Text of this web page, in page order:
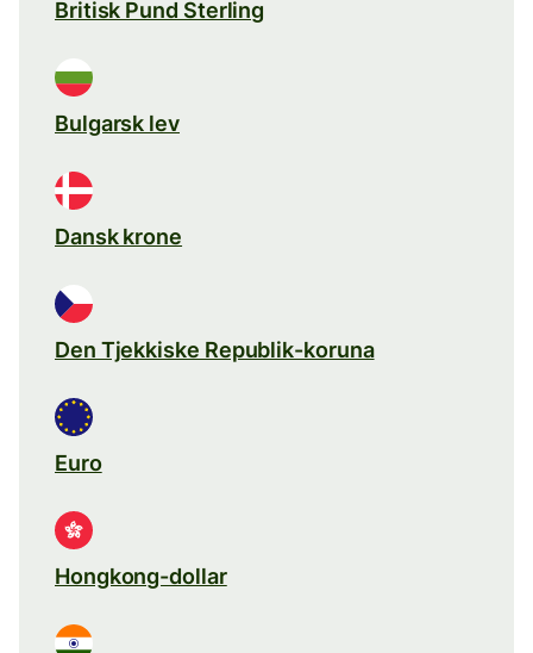
Britisk Pund Sterling
Bulgarsk lev
Dansk krone
Den Tjekkiske Republik-koruna
Euro
Hongkong-dollar